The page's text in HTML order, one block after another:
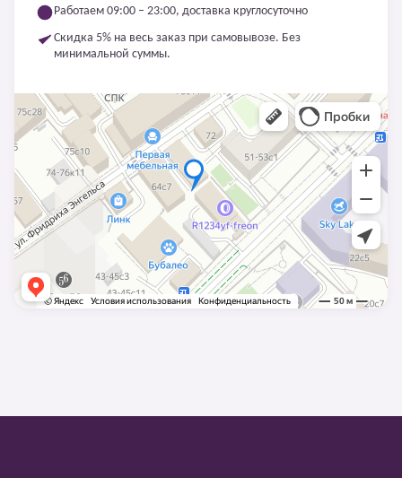
Работаем 09:00 – 23:00, доставка круглосуточно
Скидка 5% на весь заказ при самовывозе. Без
минимальной суммы.